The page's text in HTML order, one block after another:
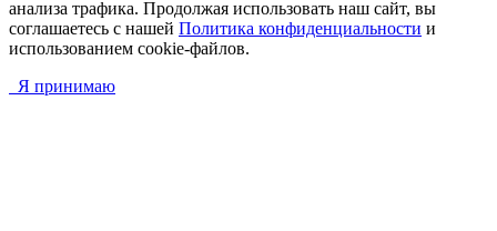
анализа трафика. Продолжая использовать наш сайт, вы
соглашаетесь с нашей Политика конфиденциальности и
использованием cookie-файлов.
Я принимаю